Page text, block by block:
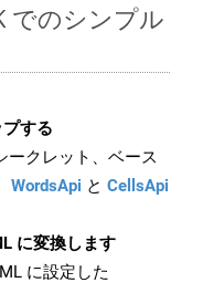
でのシンプル
する
ークレット、ベース
WordsApi と CellsApi
に変換します
に設定した